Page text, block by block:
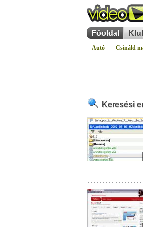
Főoldal
Autó Csináld
Keresési